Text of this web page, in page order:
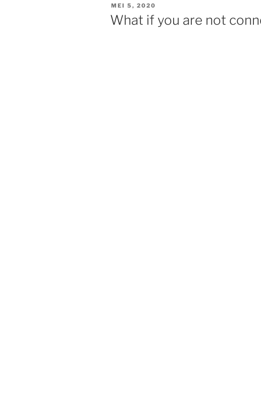
GEPLAATST
OP
MEI 5, 2020
What if you are not